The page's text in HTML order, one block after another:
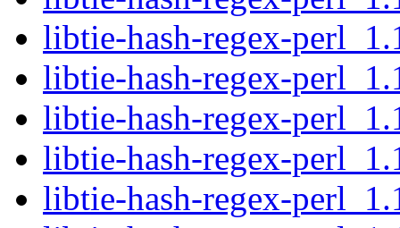
libtie-hash-regex-
libtie-hash-regex-
libtie-hash-regex-
libtie-hash-regex-
libtie-hash-regex-